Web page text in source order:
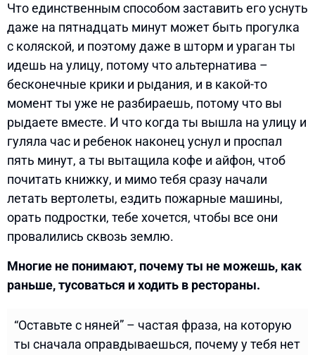
Что единственным способом заставить его уснуть
даже на пятнадцать минут может быть прогулка
с коляской, и поэтому даже в шторм и ураган ты
идешь на улицу, потому что альтернатива –
бесконечные крики и рыдания, и в какой-то
момент ты уже не разбираешь, потому что вы
рыдаете вместе. И что когда ты вышла на улицу и
гуляла час и ребенок наконец уснул и проспал
пять минут, а ты вытащила кофе и айфон, чтоб
почитать книжку, и мимо тебя сразу начали
летать вертолеты, ездить пожарные машины,
орать подростки, тебе хочется, чтобы все они
провалились сквозь землю.
Многие не понимают, почему ты не можешь, как
раньше, тусоваться и ходить в рестораны.
“Оставьте с няней” – частая фраза, на которую
ты сначала оправдываешься, почему у тебя нет